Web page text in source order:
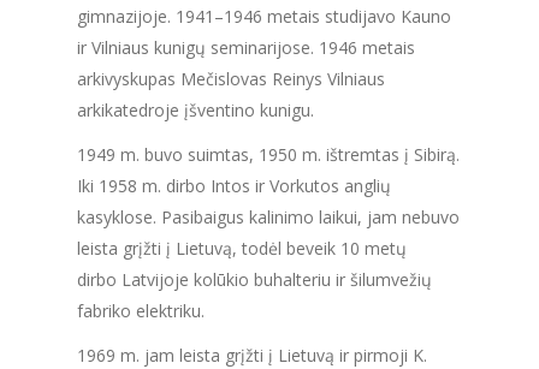
gimnazijoje. 1941–1946 metais studijavo Kauno
ir Vilniaus kunigų seminarijose. 1946 metais
arkivyskupas Mečislovas Reinys Vilniaus
arkikatedroje įšventino kunigu.
1949 m. buvo suimtas, 1950 m. ištremtas į Sibirą.
Iki 1958 m. dirbo Intos ir Vorkutos anglių
kasyklose. Pasibaigus kalinimo laikui, jam nebuvo
leista grįžti į Lietuvą, todėl beveik 10 metų
dirbo Latvijoje kolūkio buhalteriu ir šilumvežių
fabriko elektriku.
1969 m. jam leista grįžti į Lietuvą ir pirmoji K.